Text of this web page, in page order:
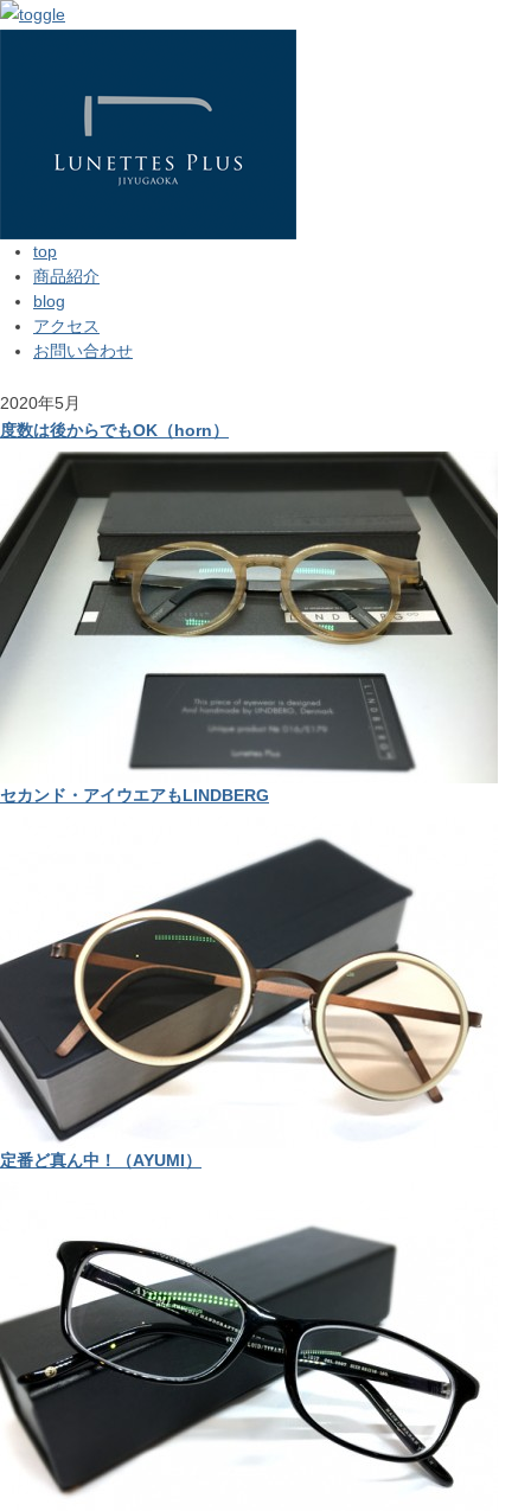
top
商品紹介
blog
アクセス
お問い合わせ
2020年5月
度数は後からでもOK（horn）
セカンド・アイウエアもLINDBERG
定番ど真ん中！（AYUMI）